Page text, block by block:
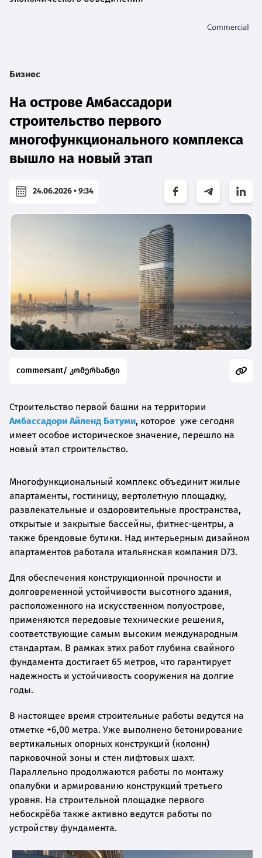
Бизнес
На острове Амбассадори
строительство первого
многофункционального комплекса
вышло на новый этап
24.06.2026 • 9:34
commersant/ კომერსანტი
Строительство первой башни на территории
Амбассадори Айленд Батуми, которое уже сегодня
имеет особое историческое значение, перешло на
новый этап строительство.
Многофункциональный комплекс объединит жилые
апартаменты, гостиницу, вертолетную площадку,
развлекательные и оздоровительные пространства,
открытые и закрытые бассейны, фитнес-центры, а
также брендовые бутики. Над интерьерным дизайном
апартаментов работала итальянская компания D73.
Для обеспечения конструкционной прочности и
долговременной устойчивости высотного здания,
расположенного на искусственном полуострове,
применяются передовые технические решения,
соответствующие самым высоким международным
стандартам. В рамках этих работ глубина свайного
фундамента достигает 65 метров, что гарантирует
надежность и устойчивость сооружения на долгие
годы.
В настоящее время строительные работы ведутся на
отметке +6,00 метра. Уже выполнено бетонирование
вертикальных опорных конструкций (колонн)
парковочной зоны и стен лифтовых шахт.
Параллельно продолжаются работы по монтажу
опалубки и армированию конструкций третьего
уровня. На строительной площадке первого
небоскрёба также активно ведутся работы по
устройству фундамента.